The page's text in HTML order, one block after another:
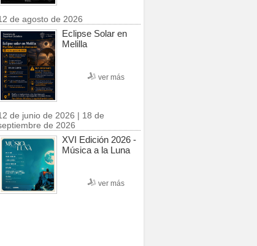
de agosto de 2026
Eclipse Solar en
Melilla
ver más
de junio de 2026 | 18 de
de 2026
XVI Edición 2026 -
Música a la Luna
ver más